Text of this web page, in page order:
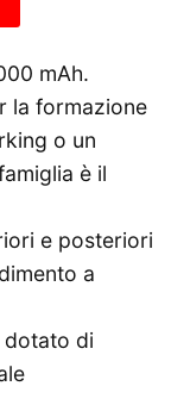
mAh.
la formazione
o un
è il
e posteriori
a
di